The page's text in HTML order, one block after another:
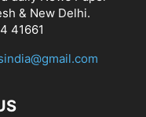
& New Delhi.
41661